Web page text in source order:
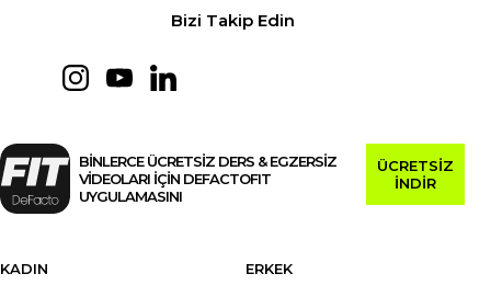
Bizi Takip Edin
BİNLERCE ÜCRETSİZ DERS & EGZERSİZ
VİDEOLARI İÇİN DEFACTOFIT
UYGULAMASINI
ÜCRETSİZ
İNDİR
KADIN
ERKEK